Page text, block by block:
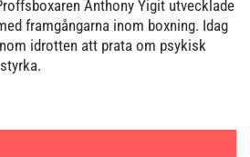
Anthony Yigit utvecklade
framgångarna inom boxning. Idag
idrotten att prata om psykisk